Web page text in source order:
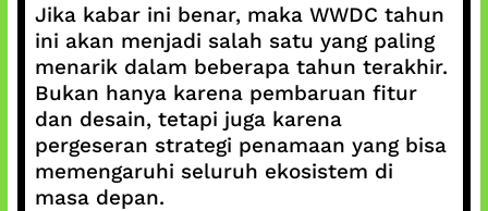
Jika kabar ini benar, maka WWDC tahun
ini akan menjadi salah satu yang paling
menarik dalam beberapa tahun terakhir.
Bukan hanya karena pembaruan fitur
dan desain, tetapi juga karena
pergeseran strategi penamaan yang bisa
memengaruhi seluruh ekosistem di
masa depan.